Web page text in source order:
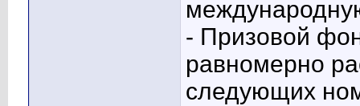
- Призовой
равномерно
следующих